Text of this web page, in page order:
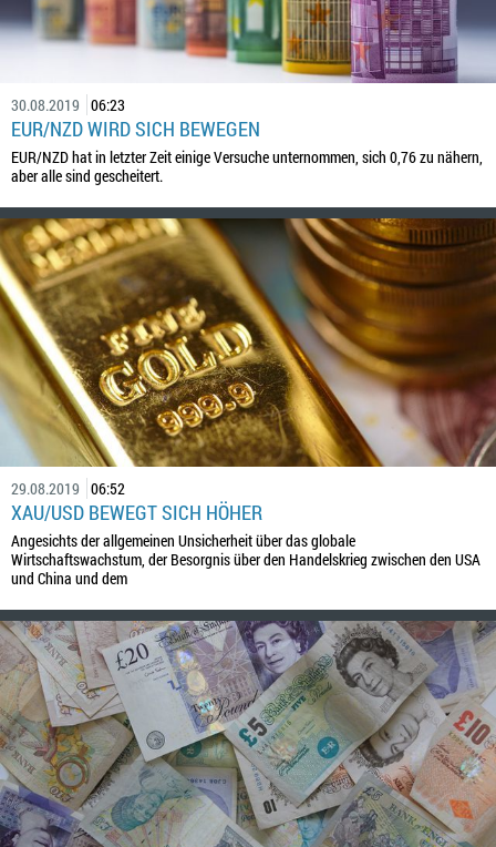
30.08.2019 06:23
EUR/NZD WIRD SICH BEWEGEN
EUR/NZD hat in letzter Zeit einige Versuche unternommen, sich 0,76 zu nähern,
aber alle sind gescheitert.
29.08.2019 06:52
XAU/USD BEWEGT SICH HÖHER
Angesichts der allgemeinen Unsicherheit über das globale
Wirtschaftswachstum, der Besorgnis über den Handelskrieg zwischen den USA
und China und dem